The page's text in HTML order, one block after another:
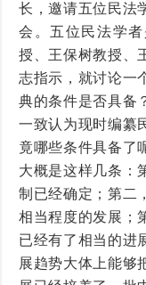
长，邀请五位民法
会。五位民法学
授、王保树教授、
志指示，就讨论一
典的条件是否具备
一致认为现时编纂
竟哪些条件具备了
大概是这样几条：
制已经确定；第二
相当程度的发展；
已经有了相当的进
展趋势大体上能够